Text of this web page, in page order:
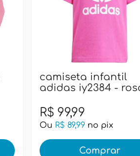
camiseta infantil
adidas iy2384 -
R$ 99,99
Ou R$ 89,99 no pix
Comprar